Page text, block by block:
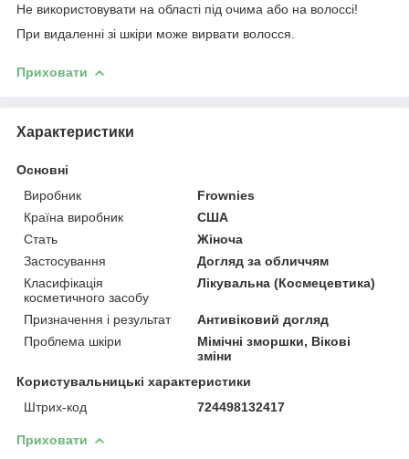
Не використовувати на області під очима або на волоссі!
При видаленні зі шкіри може вирвати волосся.
Приховати
Характеристики
Основні
Виробник
Frownies
Країна виробник
США
Стать
Жіноча
Застосування
Догляд за обличчям
Класифікація
косметичного засобу
Лікувальна (Космецевтика)
Призначення і результат
Антивіковий догляд
Проблема шкіри
Мімічні зморшки, Вікові
зміни
Користувальницькі характеристики
Штрих-код
724498132417
Приховати